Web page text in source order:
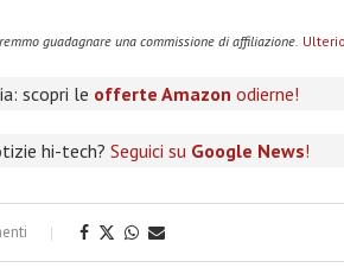
guadagnare una commissione di affiliazione.
scopri le offerte Amazon odierne!
hi-tech? Seguici su Google News!